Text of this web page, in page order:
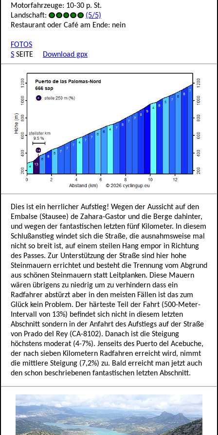
Motorfahrzeuge: 10-30 p. St.
Landschaft:
(5/5)
Restaurant oder Café am Ende: nein
FOTOS
S SEITE Download gpx
Dies ist ein herrlicher Aufstieg! Wegen der Aussicht auf den
Embalse (Stausee) de Zahara-Gastor und die Berge dahinter,
und wegen der fantastischen letzten fünf Kilometer. In diesem
Schlußanstieg windet sich die Straße, die ausnahmsweise mal
nicht so breit ist, auf einem steilen Hang empor in Richtung
des Passes. Zur Unterstützung der Straße sind hier hohe
Steinmauern errichtet und besteht die Trennung vom Abgrund
aus schönen Steinmauern statt Leitplanken. Diese Mauern
wären übrigens zu niedrig um zu verhindern dass ein
Radfahrer abstürzt aber in den meisten Fällen ist das zum
Glück kein Problem. Der härteste Teil der Fahrt (500-Meter-
Intervall von 13%) befindet sich nicht in diesem letzten
Abschnitt sondern in der Anfahrt des Aufstiegs auf der Straße
von Prado del Rey (CA-8102). Danach ist die Steigung
höchstens moderat (4-7%). Jenseits des Puerto del Acebuche,
der nach sieben Kilometern Radfahren erreicht wird, nimmt
die mittlere Steigung (7,2%) zu. Bald erreicht man jetzt auch
den schon beschriebenen fantastischen letzten Abschnitt.